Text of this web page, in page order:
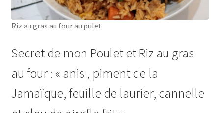
Riz au gras au four au pulet
Secret de mon Poulet et Riz au gras
au four : « anis , piment de la
Jamaïque, feuille de laurier, cannelle